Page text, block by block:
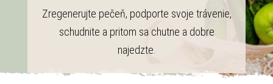
Zregenerujte pečeň, podporte svoje trávenie,
schudnite a pritom sa chutne a dobre
najedzte.